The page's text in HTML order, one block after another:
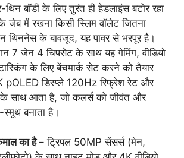
थिन बॉडी के लिए तुरंत ही हेडलाइंस बटोर रहा
जेब में रखना किसी स्लिम वॉलेट जितना
के बावजूद, यह पावर से भरपूर है।
7 जेन 4 चिपसेट के साथ यह गेमिंग, वीडियो
के लिए बेंचमार्क सेट करने को तैयार
डिस्प्ले 120Hz रिफ्रेश रेट और
के साथ आता है, जो कलर्स को जीवंत और
बनाता है।
का है – ट्रिपल 50MP सेंसर्स (मेन,